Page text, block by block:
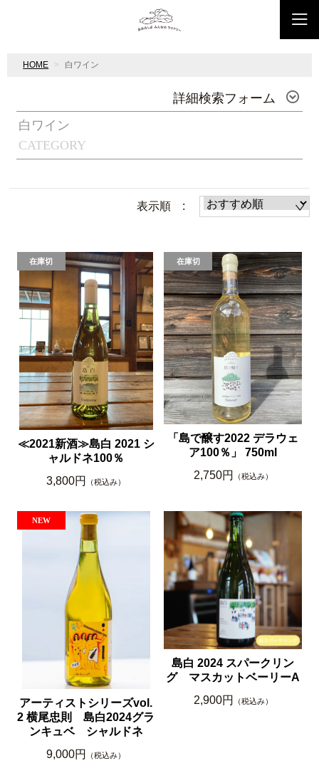
HOME 白ワイン
詳細検索フォーム
CATEGORY
白ワイン
表示順 :
≪2021新酒≫島白 2021 シ
ャルドネ100％
3,800円
（税込み）
「島で醸す2022 デラウェ
ア100％」 750ml
2,750円
（税込み）
アーティストシリーズvol.
2 横尾忠則 島白2024グラ
ンキュベ シャルドネ
9,000円
（税込み）
島白 2024 スパークリン
グ マスカットベーリーA
2,900円
（税込み）